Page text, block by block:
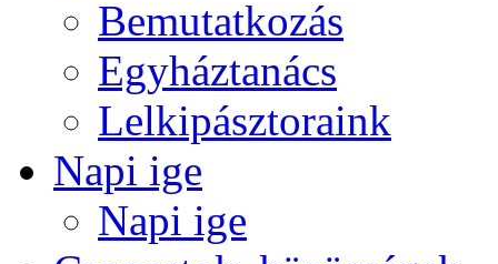
Bemutatkozás
Egyháztanács
Lelkipásztoraink
Napi ige
Napi ige